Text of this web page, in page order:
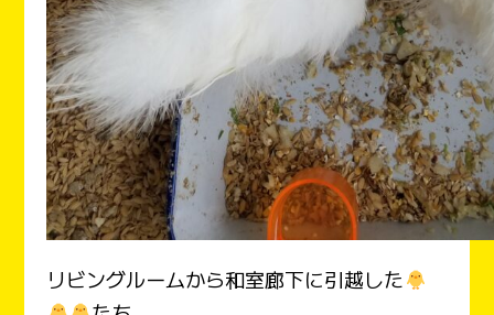
リビングルームから和室廊下に引越した